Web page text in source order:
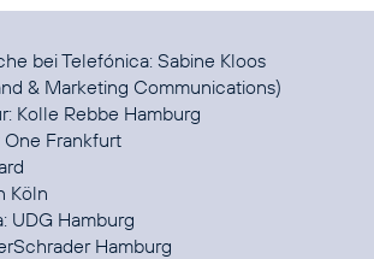
bei Telefónica: Sabine Kloos
& Marketing Communications)
Kolle Rebbe Hamburg
Frankfurt
Köln
UDG Hamburg
Hamburg